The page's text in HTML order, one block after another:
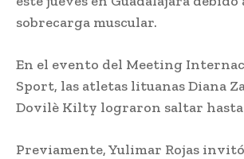
sobrecarga muscular.
En el evento del Meeting
Sport, las atletas lituanas Diana
Dovilè Kilty lograron saltar hasta
Previamente, Yulimar Rojas